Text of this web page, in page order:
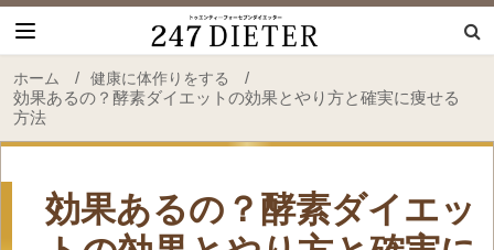
247 Dieter
ホーム / 健康に体作りをする
/
効果あるの？酵素ダイエットの効果とやり方と確実に痩せる
方法
効果あるの？酵素ダイエッ